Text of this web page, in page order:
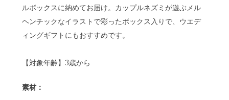
ルボックスに納めてお届け。カップルネズミが遊ぶメル
ヘンチックなイラストで彩ったボックス入りで、ウエデ
ィングギフトにもおすすめです。
【対象年齢】3歳から
素材：